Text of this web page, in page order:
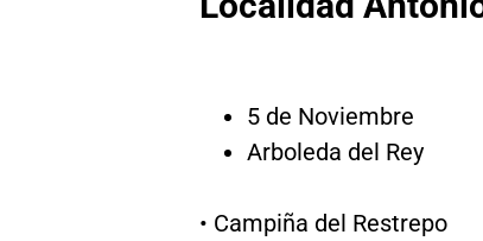
5 de Noviembre
Arboleda del Rey
• Campiña del Restrepo